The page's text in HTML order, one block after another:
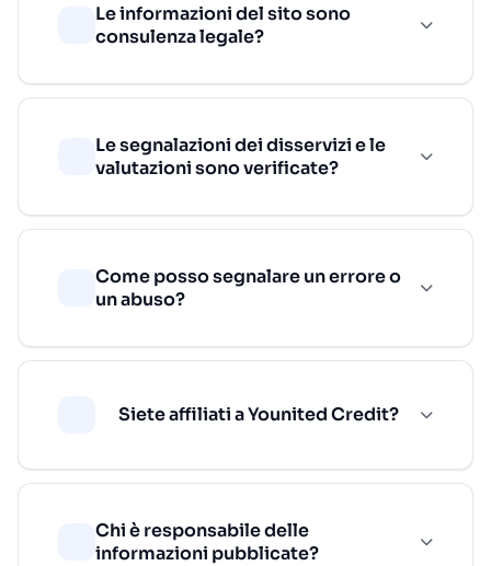
Le informazioni del sito sono
consulenza legale?
Le segnalazioni dei disservizi e le
valutazioni sono verificate?
Come posso segnalare un errore o
un abuso?
Siete affiliati a Younited Credit?
Chi è responsabile delle
informazioni pubblicate?